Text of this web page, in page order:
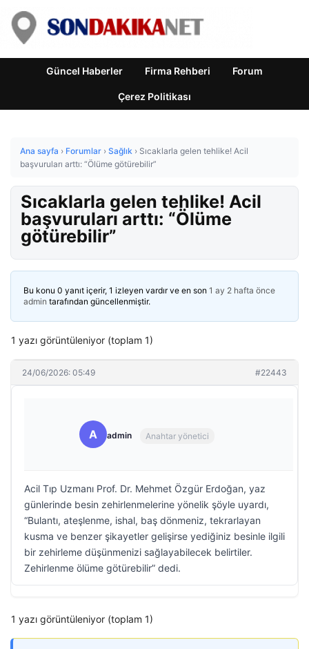
Güncel Haberler Firma Rehberi Forum
Çerez Politikası
Ana sayfa › Forumlar › Sağlık › Sıcaklarla gelen tehlike! Acil
başvuruları arttı: “Ölüme götürebilir”
Sıcaklarla gelen tehlike! Acil
başvuruları arttı: “Ölüme
götürebilir”
Bu konu 0 yanıt içerir, 1 izleyen vardır ve en son 1 ay 2 hafta önce
admin tarafından güncellenmiştir.
1 yazı görüntüleniyor (toplam 1)
24/06/2026: 05:49 #22443
A admin Anahtar yönetici
Acil Tıp Uzmanı Prof. Dr. Mehmet Özgür Erdoğan, yaz
günlerinde besin zehirlenmelerine yönelik şöyle uyardı,
“Bulantı, ateşlenme, ishal, baş dönmeniz, tekrarlayan
kusma ve benzer şikayetler gelişirse yediğiniz besinle ilgili
bir zehirleme düşünmenizi sağlayabilecek belirtiler.
Zehirlenme ölüme götürebilir” dedi.
1 yazı görüntüleniyor (toplam 1)